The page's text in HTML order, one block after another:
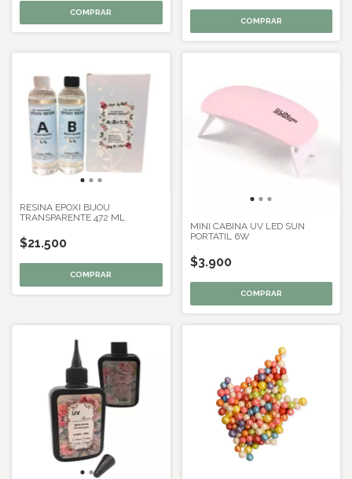
RESINA EPOXI BIJOU
TRANSPARENTE 472 ML
$21.500
MINI CABINA UV LED SUN
PORTATIL 6W
$3.900